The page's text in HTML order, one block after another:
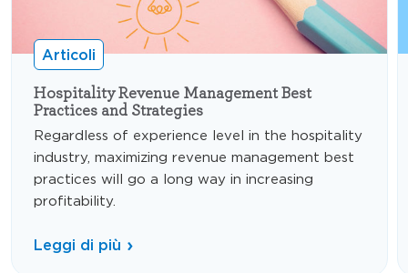
Articoli
Hospitality Revenue Management Best
Practices and Strategies
Regardless of experience level in the hospitality
industry, maximizing revenue management best
practices will go a long way in increasing
profitability.
Leggi di più